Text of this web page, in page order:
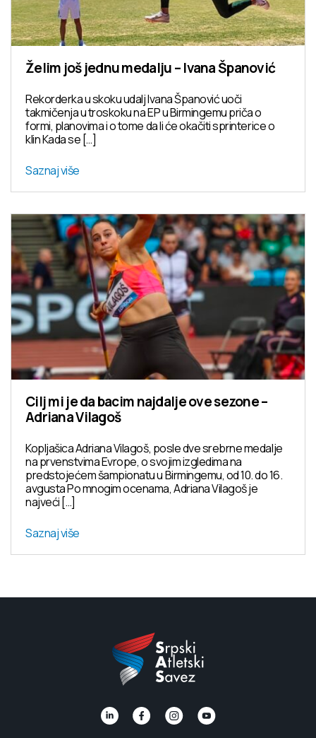
Želim još jednu medalju – Ivana Španović
Rekorderka u skoku udalj Ivana Španović uoči
takmičenja u troskoku na EP u Birmingemu priča o
formi, planovima i o tome da li će okačiti sprinterice o
klin Kada se […]
Saznaj više
Cilj mi je da bacim najdalje ove sezone –
Adriana Vilagoš
Kopljašica Adriana Vilagoš, posle dve srebrne medalje
na prvenstvima Evrope, o svojim izgledima na
predstojećem šampionatu u Birmingemu, od 10. do 16.
avgusta Po mnogim ocenama, Adriana Vilagoš je
najveći […]
Saznaj više